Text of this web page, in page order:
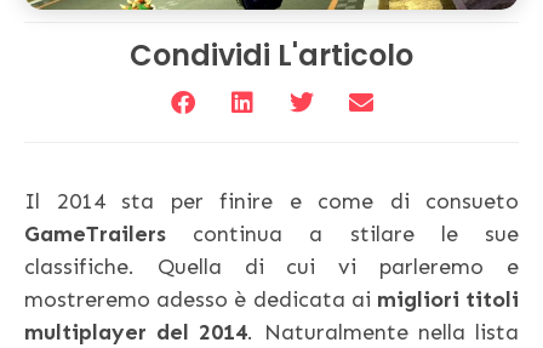
Condividi L'articolo
Il 2014 sta per finire e come di consueto
GameTrailers continua a stilare le sue
classifiche. Quella di cui vi parleremo e
mostreremo adesso è dedicata ai migliori titoli
multiplayer del 2014. Naturalmente nella lista